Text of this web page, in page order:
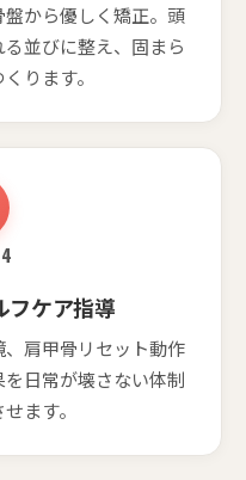
から優しく矯正。頭
並びに整え、固まら
ります。
フケア指導
肩甲骨リセット動作
日常が壊さない体制
ます。